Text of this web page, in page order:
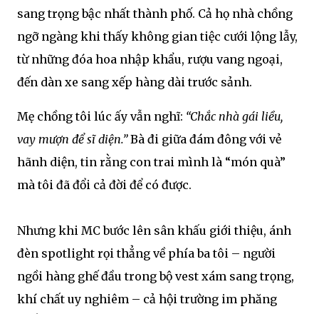
sang trọng bậc nhất thành phố. Cả họ nhà chồng
ngỡ ngàng khi thấy không gian tiệc cưới lộng lẫy,
từ những đóa hoa nhập khẩu, rượu vang ngoại,
đến dàn xe sang xếp hàng dài trước sảnh.
Mẹ chồng tôi lúc ấy vẫn nghĩ: “Chắc nhà gái liều,
vay mượn để sĩ diện.”Bà đi giữa đám đông với vẻ
hãnh diện, tin rằng con trai mình là “món quà”
mà tôi đã đổi cả đời để có được.
Nhưng khi MC bước lên sân khấu giới thiệu, ánh
đèn spotlight rọi thẳng về phía ba tôi – người
ngồi hàng ghế đầu trong bộ vest xám sang trọng,
khí chất uy nghiêm – cả hội trường im phăng